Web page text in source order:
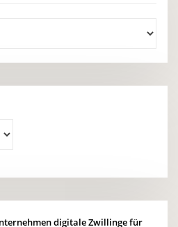
digitale Zwillinge für